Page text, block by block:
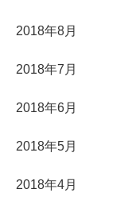
2018年8月
2018年7月
2018年6月
2018年5月
2018年4月